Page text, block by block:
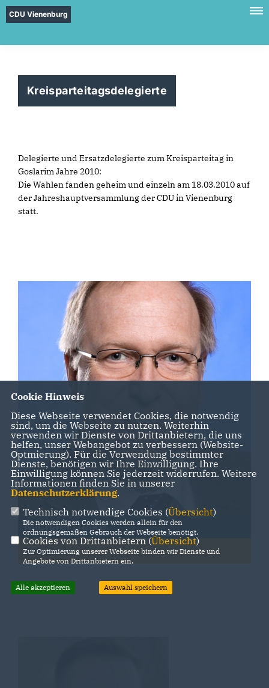
CDU Vienenburg
Kreisparteitagsdelegierte
Delegierte und Ersatzdelegierte zum Kreisparteitag in
Goslarim Jahre 2010:
Die Wahlen fanden geheim und einzeln am 18.03.2010 auf
der Jahreshauptversammlung der CDU in Vienenburg
statt.
Michael Deike
Delegierte
Cookie Hinweis
Diese Webseite verwendet Cookies, die notwendig
sind, um die Webseite zu nutzen. Weiterhin
verwenden wir Dienste von Drittanbietern, die uns
helfen, unser Webangebot zu verbessern (Website-
Optmierung). Für die Verwendung bestimmter
Dienste, benötigen wir Ihre Einwilligung. Ihre
Einwilligung können Sie jederzeit widerrufen. Weitere
Informationen finden Sie in unserer
Datenschutzerklärung.
Technisch notwendige Cookies (Übersicht)
Die notwendigen Cookies werden allein für den
ordnungsgemäßen Gebrauch der Webseite benötigt.
Cookies von Drittanbietern (Übersicht)
Zur Optimierung unserer Webseite binden wir Dienste und
Angebote von Drittanbietern ein.
Alle akzeptieren Auswahl speichern